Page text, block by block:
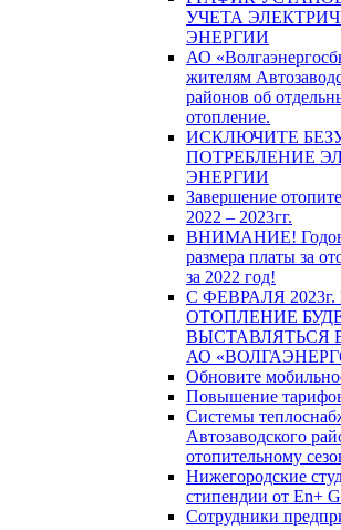
УЧЕТА
ЭНЕРГИИ
АО
жителям
районов об
отопление.
ИСКЛЮЧИТЕ
ПОТРЕБЛЕНИЕ
ЭНЕРГИИ
Завершение
2022 – 2023гг.
ВНИМАНИЕ!
размера платы за
за 2022 год!
С ФЕВРАЛЯ
ОТОПЛЕНИЕ
ВЫСТАВЛЯТЬСЯ
АО
Обновите
Повышение
Системы
Автозаводского
отопительному
Нижегородские
стипендии от En+
Сотрудники